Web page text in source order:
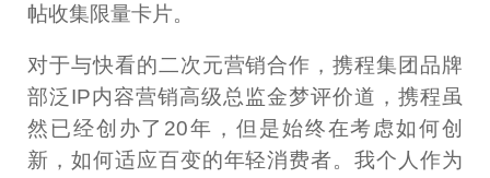
帖收集限量卡片。
对于与快看的二次元营销合作，携程集团品牌
部泛IP内容营销高级总监金梦评价道，携程虽
然已经创办了20年，但是始终在考虑如何创
新，如何适应百变的年轻消费者。我个人作为